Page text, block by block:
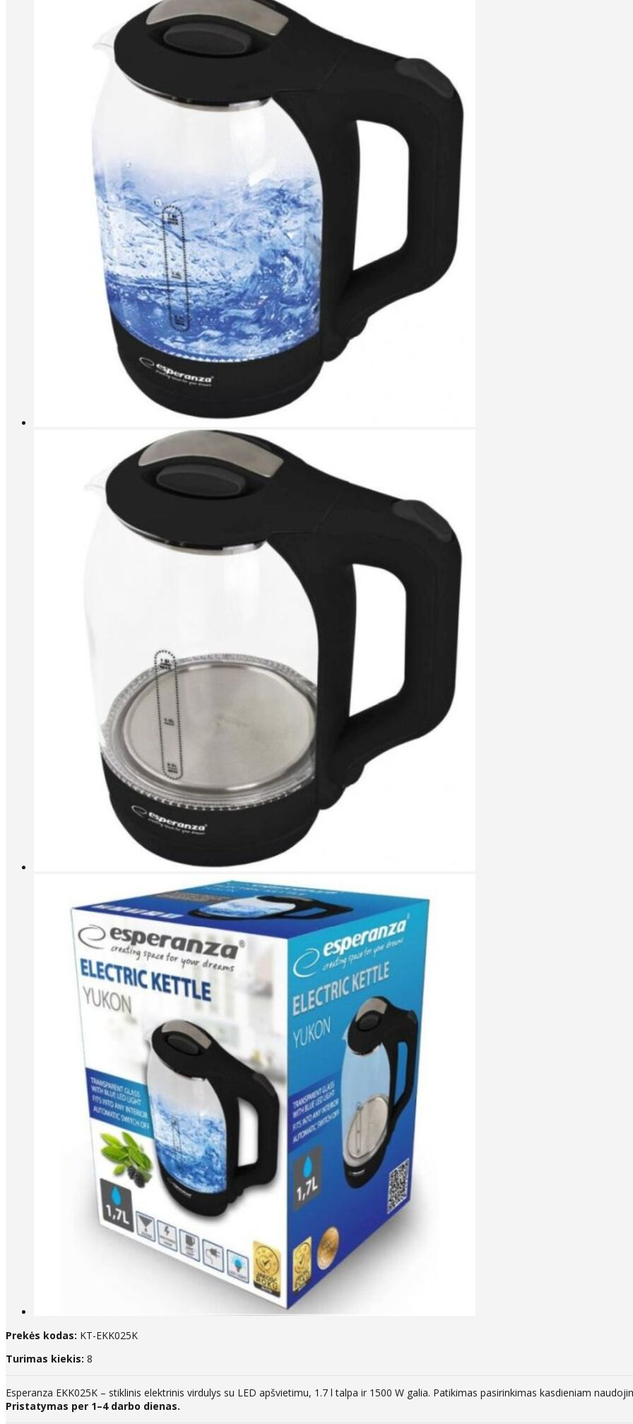
Prekės kodas: KT-EKK025K
Turimas kiekis: 8
Esperanza EKK025K – stiklinis elektrinis virdulys su LED apšvietimu, 1.7 l talpa ir 1500 W galia. Patikimas pasirinkimas kasdieniam
Pristatymas per 1–4 darbo dienas.